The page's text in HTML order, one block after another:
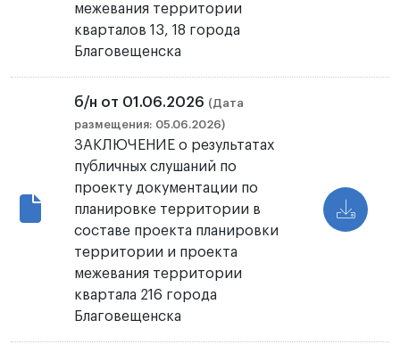
межевания территории
кварталов 13, 18 города
Благовещенска
б/н от 01.06.2026 (Дата
размещения: 05.06.2026)
ЗАКЛЮЧЕНИЕ о результатах
публичных слушаний по
проекту документации по
планировке территории в
составе проекта планировки
территории и проекта
межевания территории
квартала 216 города
Благовещенска